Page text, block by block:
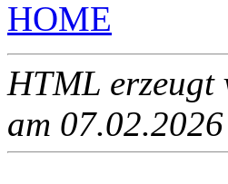
HOME
HTML erzeugt
am